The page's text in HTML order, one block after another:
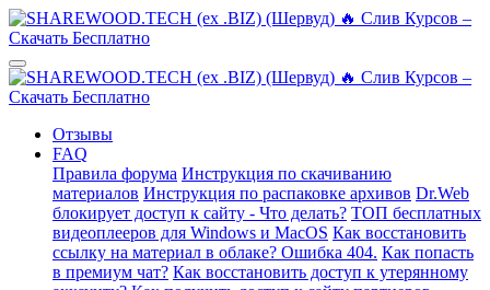
Отзывы
FAQ
Правила форума Инструкция по скачиванию
материалов Инструкция по распаковке архивов Dr.Web
блокирует доступ к сайту - Что делать? ТОП бесплатных
видеоплееров для Windows и MacOS Как восстановить
ссылку на материал в облаке? Ошибка 404. Как попасть
в премиум чат? Как восстановить доступ к утерянному